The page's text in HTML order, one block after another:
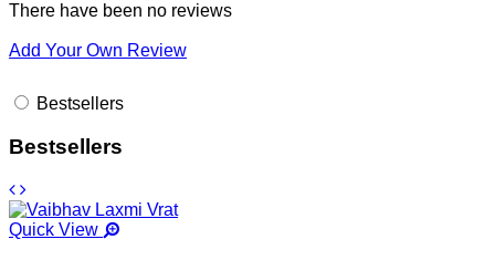
There have been no reviews
Add Your Own Review
Bestsellers
Bestsellers
Quick View